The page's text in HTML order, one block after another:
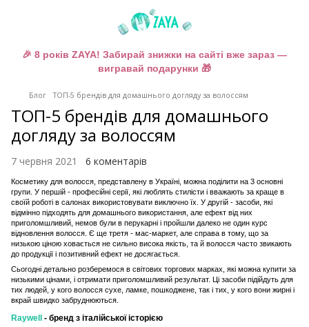
🎉 8 років ZAYA! Забирай знижки на сайті вже зараз —
вигравай подарунки 🎁
Блог ТОП-5 брендів для домашнього догляду за волоссям
ТОП-5 брендів для домашнього
догляду за волоссям
7 червня 2021 6 коментарів
Косметику для волосся, представлену в Україні, можна поділити на 3 основні
групи. У першій - професійні серії, які люблять стилісти і вважають за краще в
своїй роботі в салонах використовувати виключно їх. У другій - засоби , які
відмінно підходять для домашнього використання, але ефект від них
приголомшливий, немов були в перукарні і пройшли далеко не один курс
відновлення волосся. Є ще третя - мас-маркет, але справа в тому, що за
низькою ціною ховається не сильно висока якість, та й волосся часто звикають
до продукції і позитивний ефект не досягається.
Сьогодні детально розберемося в світових торгових марках, які можна купити за
низькими цінами, і отримати приголомшливий результат. Ці засоби підійдуть для
тих людей, у кого волосся сухе, ламке, пошкоджене, так і тих, у кого вони жирні і
вкрай швидко забруднюються.
Raywell - бренд з італійської історією